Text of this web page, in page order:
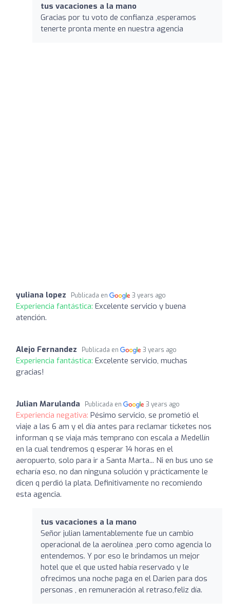
tus vacaciones a la mano
Gracias por tu voto de confianza ,esperamos
tenerte pronta mente en nuestra agencia
yuliana lopez Publicada en 3 years ago
Experiencia fantástica: Excelente servicio y buena
atención.
Alejo Fernandez Publicada en 3 years ago
Experiencia fantástica: Excelente servicio, muchas
gracias!
Julian Marulanda Publicada en 3 years ago
Experiencia negativa: Pésimo servicio, se prometió el
viaje a las 6 am y el día antes para reclamar ticketes nos
informan q se viaja más temprano con escala a Medellín
en la cual tendremos q esperar 14 horas en el
aeropuerto, solo para ir a Santa Marta... Ni en bus uno se
echaría eso, no dan ninguna solución y prácticamente le
dicen q perdió la plata. Definitivamente no recomiendo
esta agencia.
tus vacaciones a la mano
Señor julian lamentablemente fue un cambio
operacional de la aerolínea ,pero como agencia lo
entendemos. Y por eso le brindamos un mejor
hotel que el que usted había reservado y le
ofrecimos una noche paga en el Darien para dos
personas , en remuneración al retraso,feliz día.